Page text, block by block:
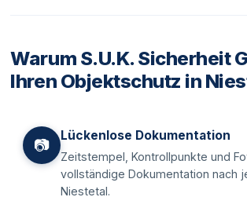
Warum S.U.K. Sicherheit
Ihren Objektschutz in
📷
Lückenlose Dokumentation
Zeitstempel, Kontrollpunkte und
vollständige Dokumentation nach
Niestetal.